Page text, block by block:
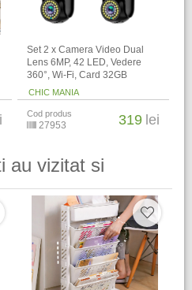
Set 2 x Camera Video Dual
Lens 6MP, 42 LED, Vedere
360°, Wi-Fi, Card 32GB
CHIC MANIA
Cod produs
27953 319 lei
au vizitat si